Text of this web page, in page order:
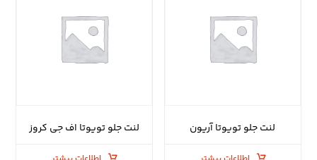
لنت جلو تویوتا آریون لنت جلو تویوتا اف جی کروز